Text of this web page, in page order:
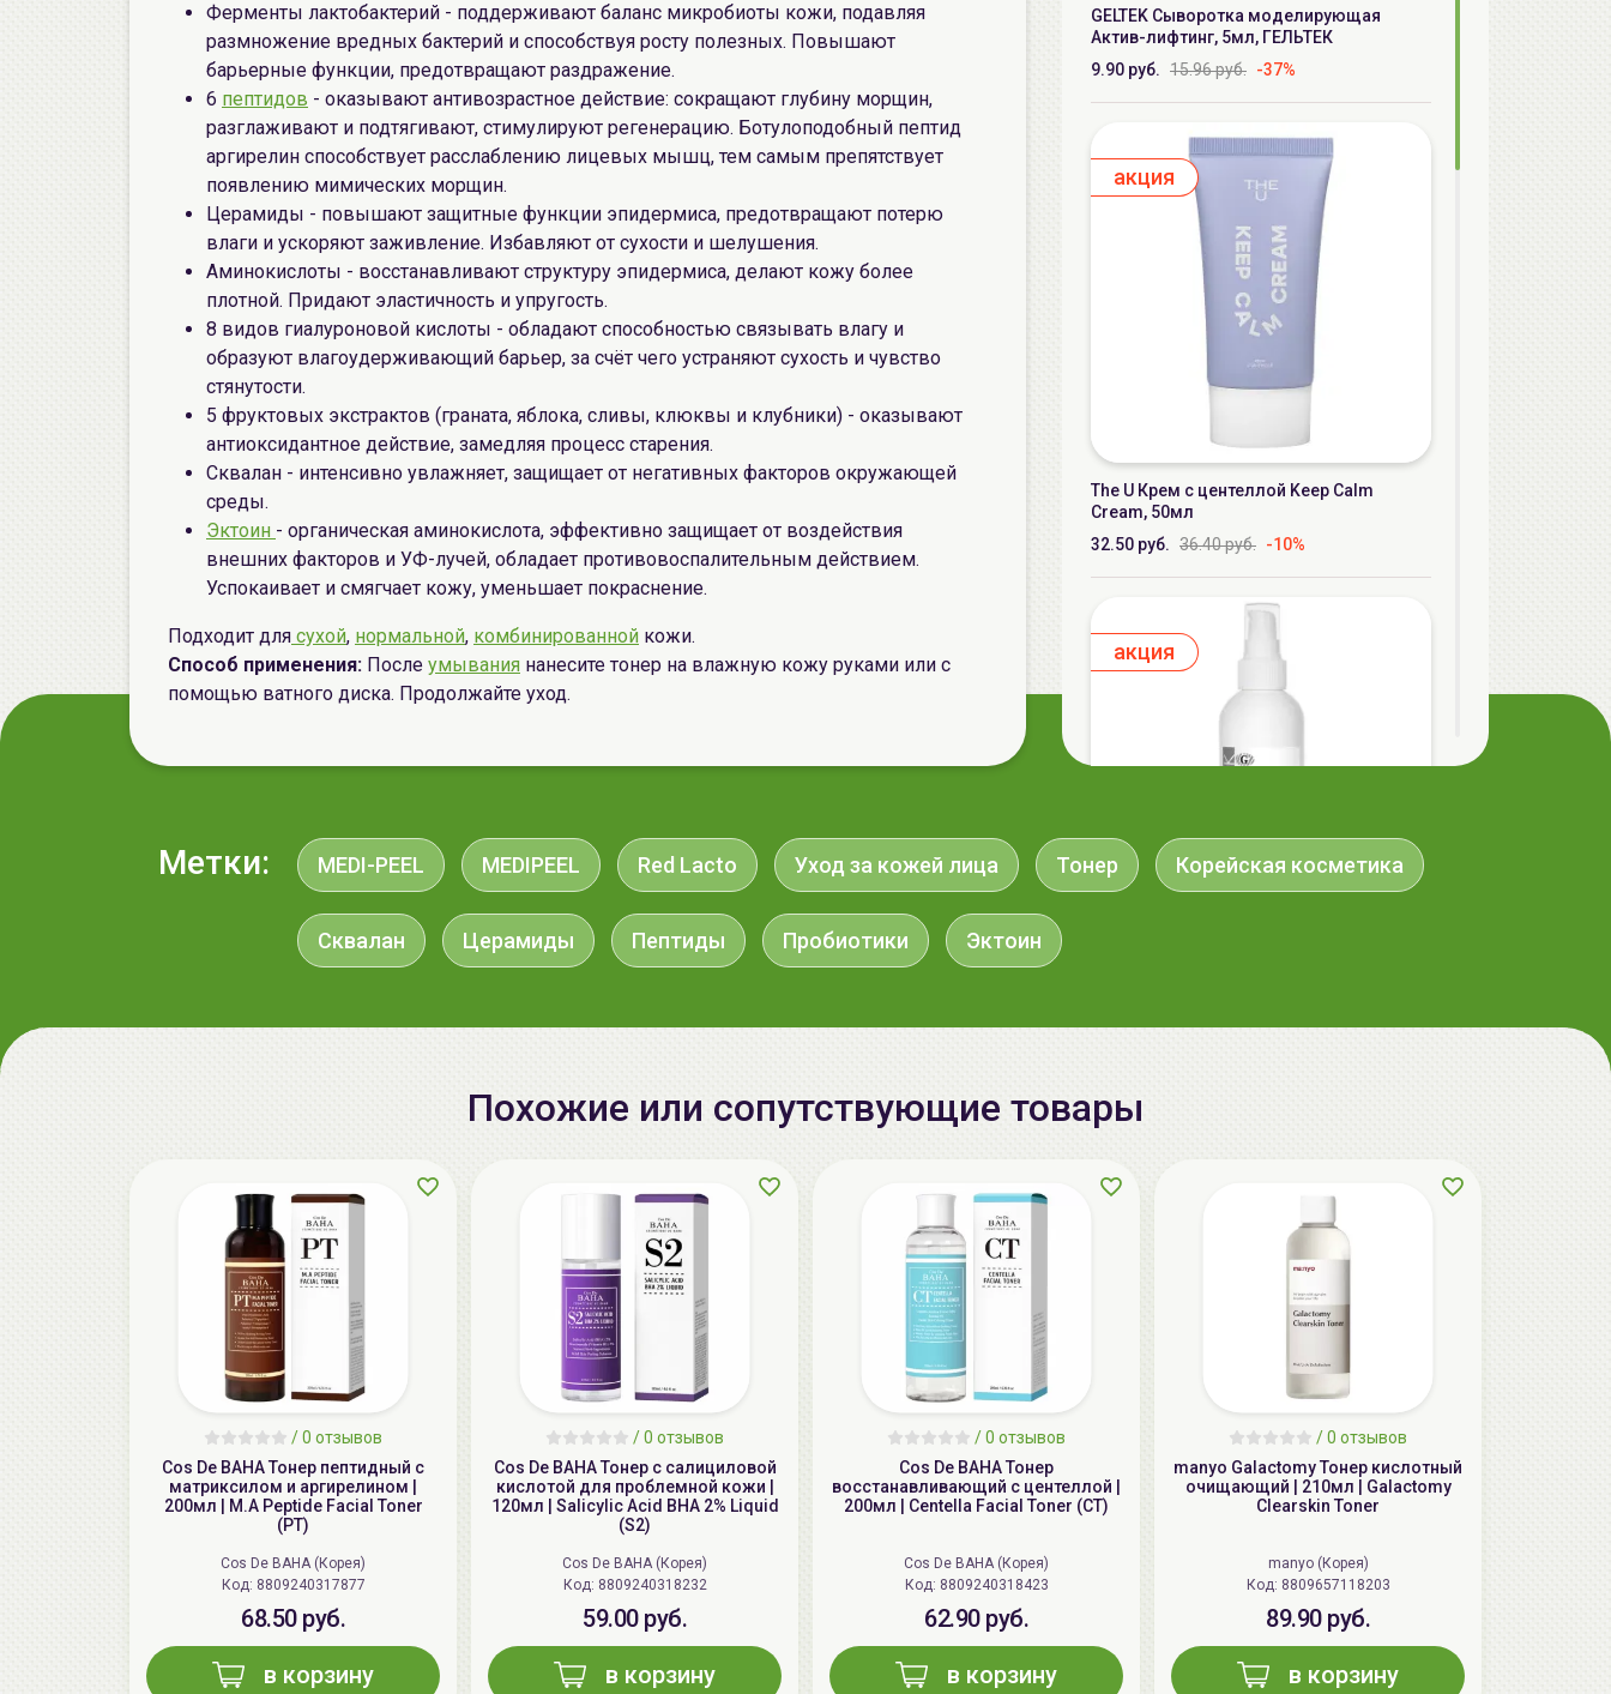
Ферменты лактобактерий - поддерживают баланс микробиоты кожи, подавляя
размножение вредных бактерий и способствуя росту полезных. Повышают
барьерные функции, предотвращают раздражение.
6 пептидов - оказывают антивозрастное действие: сокращают глубину морщин,
разглаживают и подтягивают, стимулируют регенерацию. Ботулоподобный пептид
аргирелин способствует расслаблению лицевых мышц, тем самым препятствует
появлению мимических морщин.
Церамиды - повышают защитные функции эпидермиса, предотвращают потерю
влаги и ускоряют заживление. Избавляют от сухости и шелушения.
Аминокислоты - восстанавливают структуру эпидермиса, делают кожу более
плотной. Придают эластичность и упругость.
8 видов гиалуроновой кислоты - обладают способностью связывать влагу и
образуют влагоудерживающий барьер, за счёт чего устраняют сухость и чувство
стянутости.
5 фруктовых экстрактов (граната, яблока, сливы, клюквы и клубники) - оказывают
антиоксидантное действие, замедляя процесс старения.
Сквалан - интенсивно увлажняет, защищает от негативных факторов окружающей
среды.
Эктоин - органическая аминокислота, эффективно защищает от воздействия
внешних факторов и УФ-лучей, обладает противовоспалительным действием.
Успокаивает и смягчает кожу, уменьшает покраснение.
Подходит для сухой, нормальной, комбинированной кожи.
Способ применения: После умывания нанесите тонер на влажную кожу руками или с
помощью ватного диска. Продолжайте уход.
GELTEK Сыворотка моделирующая
Актив-лифтинг, 5мл, ГЕЛЬТЕК
9.90 руб. 15.96 руб. -37%
aкция
The U Крем с центеллой Keep Calm
Cream, 50мл
32.50 руб. 36.40 руб. -10%
aкция
aкция
AiliCode Бальзам для волос
увлажняющий, 250мл
19.99 руб.
27.38 руб. -26%
Метки: MEDI-PEEL MEDIPEEL Red Lacto Уход за кожей лица Тонер Корейская косметика
Сквалан Церамиды Пептиды Пробиотики Эктоин
Похожие или сопутствующие товары
/0 отзывов
Cos De BAHA Тонер пептидный с
матриксилом и аргирелином |
200мл | M.A Peptide Facial Toner
(PT)
Cos De BAHA (Корея)
Код: 8809240317877
68.50 руб.
в корзину
/0 отзывов
Cos De BAHA Тонер с салициловой
кислотой для проблемной кожи |
120мл | Salicylic Acid BHA 2% Liquid
(S2)
Cos De BAHA (Корея)
Код: 8809240318232
59.00 руб.
в корзину
/0 отзывов
Cos De BAHA Тонер
восстанавливающий с центеллой |
200мл | Centella Facial Toner (CT)
Cos De BAHA (Корея)
Код: 8809240318423
62.90 руб.
в корзину
/0 отзывов
manyo Galactomy Тонер кислотный
очищающий | 210мл | Galactomy
Clearskin Toner
manyo (Корея)
Код: 8809657118203
89.90 руб.
в корзину